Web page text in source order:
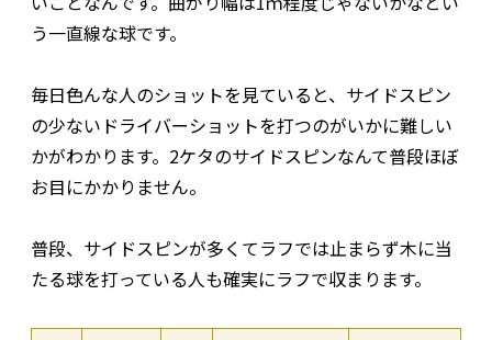
う一直線な球です。
毎日色んな人のショットを見ていると、サイドスピン
の少ないドライバーショットを打つのがいかに難しい
かがわかります。2ケタのサイドスピンなんて普段ほぼ
お目にかかりません。
普段、サイドスピンが多くてラフでは止まらず木に当
たる球を打っている人も確実にラフで収まります。